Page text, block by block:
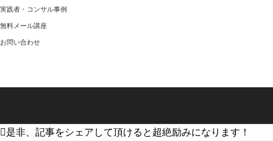
実践者・コンサル事例
無料メール講座
お問い合わせ
是非、記事をシェアして頂けると超絶励みになります！